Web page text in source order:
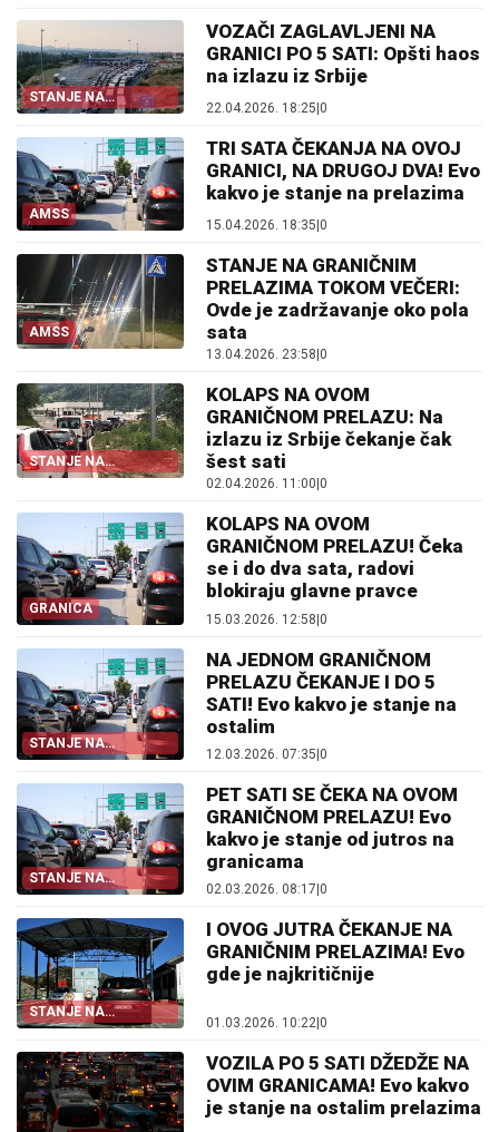
STANJE NA
PRELAZIMA
VOZAČI ZAGLAVLJENI NA
GRANICI PO 5 SATI: Opšti haos
na izlazu iz Srbije
22.04.2026. 18:25 0
AMSS
TRI SATA ČEKANJA NA OVOJ
GRANICI, NA DRUGOJ DVA! Evo
kakvo je stanje na prelazima
15.04.2026. 18:35 0
AMSS
STANJE NA GRANIČNIM
PRELAZIMA TOKOM VEČERI:
Ovde je zadržavanje oko pola
sata
13.04.2026. 23:58 0
STANJE NA
PRELAZIMA
KOLAPS NA OVOM
GRANIČNOM PRELAZU: Na
izlazu iz Srbije čekanje čak
šest sati
02.04.2026. 11:00 0
GRANICA
KOLAPS NA OVOM
GRANIČNOM PRELAZU! Čeka
se i do dva sata, radovi
blokiraju glavne pravce
15.03.2026. 12:58|0
STANJE NA
GRANICAMA
NA JEDNOM GRANIČNOM
PRELAZU ČEKANJE I DO 5
SATI! Evo kakvo je stanje na
ostalim
12.03.2026. 07:35|0
STANJE NA
GRANICAMA
PET SATI SE ČEKA NA OVOM
GRANIČNOM PRELAZU! Evo
kakvo je stanje od jutros na
granicama
02.03.2026. 08:17 0
STANJE NA
GRANICAMA
I OVOG JUTRA ČEKANJE NA
GRANIČNIM PRELAZIMA! Evo
gde je najkritičnije
01.03.2026. 10:22|0
VOZILA PO 5 SATI DŽEDŽE NA
OVIM GRANICAMA! Evo kakvo
je stanje na ostalim prelazima